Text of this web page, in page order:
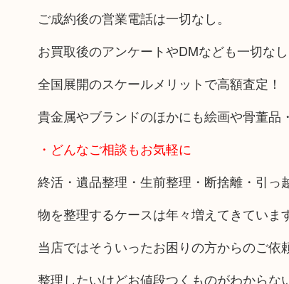
ご成約後の営業電話は一切なし。
お買取後のアンケートやDMなども一切なし
全国展開のスケールメリットで高額査定！
貴金属やブランドのほかにも絵画や骨董品
・どんなご相談もお気軽に
終活・遺品整理・生前整理・断捨離・引っ
物を整理するケースは年々増えてきていま
当店ではそういったお困りの方からのご依
整理したいけどお値段つくものがわからな